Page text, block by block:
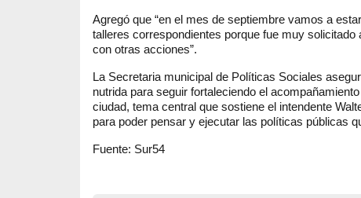
Agregó que “en el mes de septiembre vamos a
talleres correspondientes porque fue muy
con otras acciones”.
La Secretaria municipal de Políticas Sociales
nutrida para seguir fortaleciendo el
ciudad, tema central que sostiene el intendente
para poder pensar y ejecutar las políticas públicas
Fuente: Sur54